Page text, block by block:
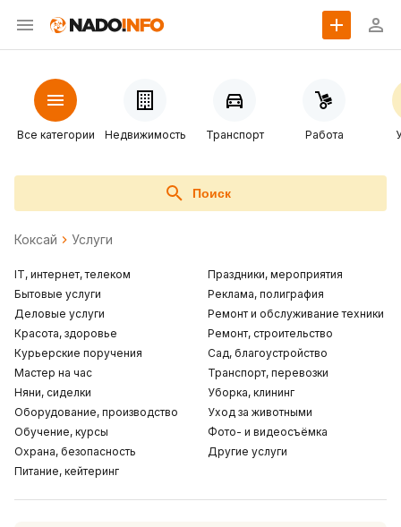
Все категории Недвижимость Транспорт Работа
Поиск
Коксай Услуги
IT, интернет, телеком
Бытовые услуги
Деловые услуги
Красота, здоровье
Курьерские поручения
Мастер на час
Няни, сиделки
Оборудование, производство
Обучение, курсы
Охрана, безопасность
Питание, кейтеринг
Праздники, мероприятия
Реклама, полиграфия
Ремонт и обслуживание техники
Ремонт, строительство
Сад, благоустройство
Транспорт, перевозки
Уборка, клининг
Уход за животными
Фото- и видеосъёмка
Другие услуги